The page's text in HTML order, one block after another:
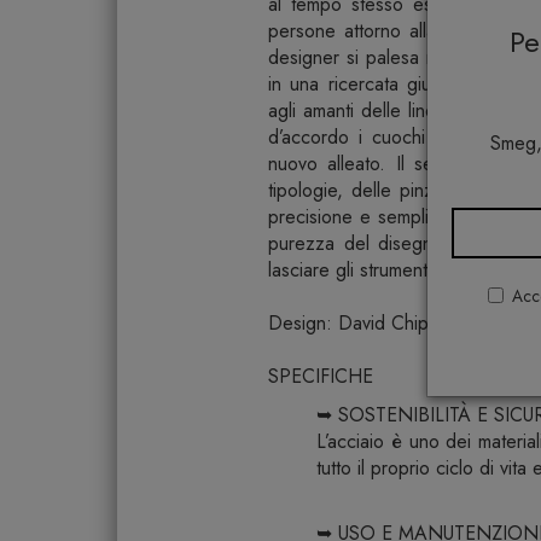
persone attorno alla
designer si palesa nella
in una ricercata
agli amanti delle linee pure ed
d’accordo i cuochi più esperti
nuovo alleato. Il servizio di
tipologie, delle pinze da
precisione e semplicità. Le
purezza del disegno e la linea
lasciare gli strumenti in vista, pronti
Design: David Chipperfield
SPECIFICHE
➥ SOSTENIBILITÀ E
L’acciaio è uno dei
tutto il proprio ciclo di vita
➥ USO E